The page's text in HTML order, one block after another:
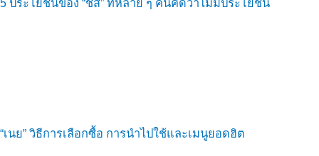
5 ประโยชน์ของ “ชีส” ที่หลาย ๆ คนคิดว่าไม่มีประโยชน์
“เนย” วิธีการเลือกซื้อ การนำไปใช้และเมนูยอดฮิต